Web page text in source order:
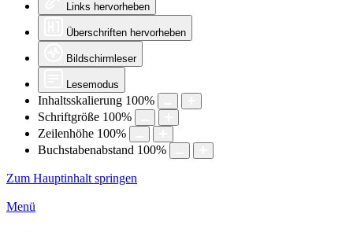
Links hervorheben
Überschriften hervorheben
Bildschirmleser
Lesemodus
Inhaltsskalierung 100%
Schriftgröße 100%
Zeilenhöhe 100%
Buchstabenabstand 100%
Zum Hauptinhalt springen
Menü